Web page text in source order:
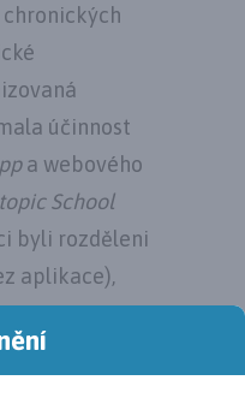
účinnost
a webového
School
byli rozděleni
aplikace),